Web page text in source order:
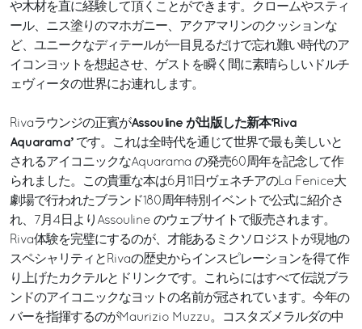
や木材を直に経験して頂くことができます。クロームやスティ
ール、ニス塗りのマホガニー、アクアマリンのクッションな
ど、ユニークなディテールが一目見るだけで忘れ難い時代のア
イコンヨットを想起させ、ゲストを瞬く間に素晴らしいドルチ
ェヴィータの世界にお連れします。
Rivaラウンジの正賓がAssouline が出版した新本‘Riva
Aquarama’です。これは全時代を通じて世界で最も美しいと
されるアイコニックなAquarama の発売60周年を記念して作
られました。この貴重な本は6月11日ヴェネチアのLa Fenice大
劇場で行われたブランド180周年特別イベントで公式に紹介さ
れ、7月4日よりAssouline のウェブサイトで販売されます。
Riva体験を完璧にするのが、才能あるミクソロジストが現地の
スペシャリティとRivaの歴史からインスピレーションを得て作
り上げたカクテルとドリンクです。これらにはすべて伝説ブラ
ンドのアイコニックなヨットの名前が冠されています。今年の
バーを指揮するのがMaurizio Muzzu。コスタズメラルダの中